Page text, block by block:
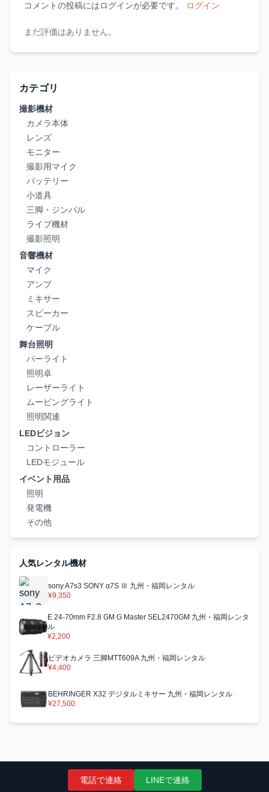
コメントの投稿にはログインが必要です。 ログイン
まだ評価はありません。
カテゴリ
撮影機材
カメラ本体
レンズ
モニター
撮影用マイク
バッテリー
小道具
三脚・ジンバル
ライブ機材
撮影照明
音響機材
マイク
アンプ
ミキサー
スピーカー
ケーブル
舞台照明
パーライト
照明卓
レーザーライト
ムービングライト
照明関連
LEDビジョン
コントローラー
LEDモジュール
イベント用品
照明
発電機
その他
人気レンタル機材
sony A7s3 SONY α7S Ⅲ 九州・福岡レンタル
¥9,350
E 24-70mm F2.8 GM G Master SEL2470GM 九州・福岡レンタ
ル
¥2,200
ビデオカメラ 三脚MTT609A 九州・福岡レンタル
¥4,400
BEHRINGER X32 デジタルミキサー 九州・福岡レンタル
¥27,500
電話で連絡 LINEで連絡